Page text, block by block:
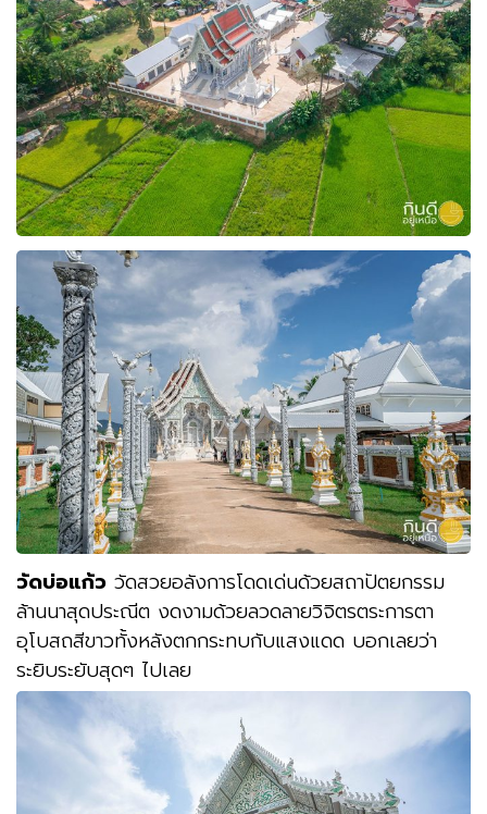
วัดบ่อแก้ว วัดสวยอลังการโดดเด่นด้วยสถาปัตยกรรม
ล้านนาสุดประณีต งดงามด้วยลวดลายวิจิตรตระการตา
อุโบสถสีขาวทั้งหลังตกกระทบกับแสงแดด บอกเลยว่า
ระยิบระยับสุดๆ ไปเลย